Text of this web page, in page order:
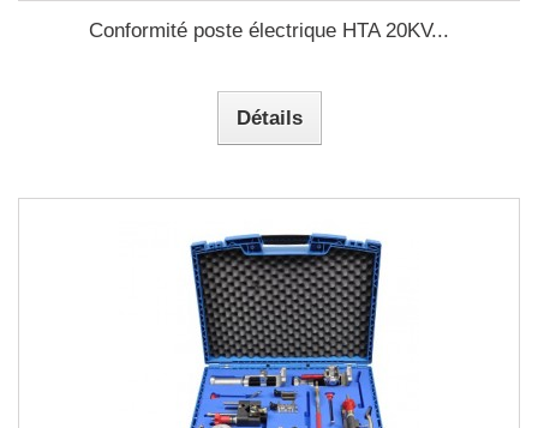
Conformité poste électrique HTA 20KV...
Détails